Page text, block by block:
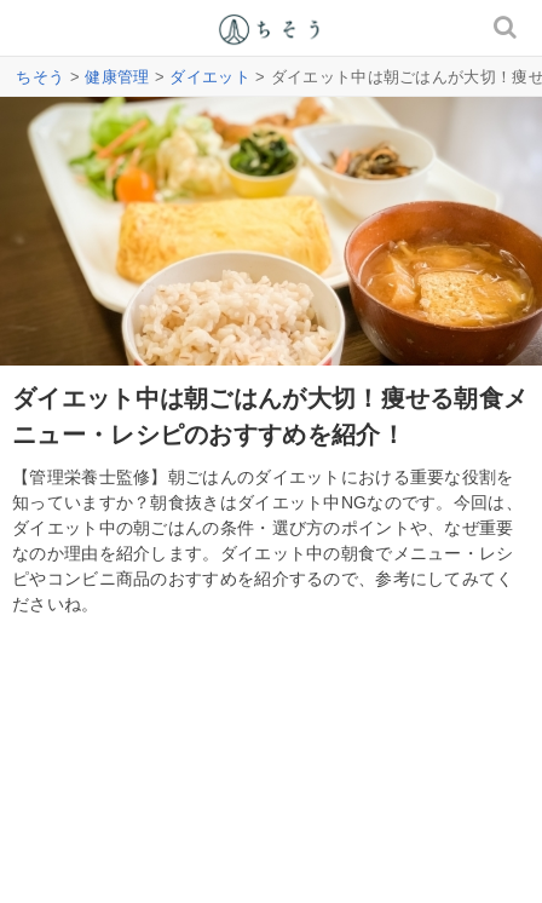
ちそう >健康管理 > ダイエット > ダイエット中は朝ごはんが大切！痩
ダイエット中は朝ごはんが大切！痩せる朝食メ
ニュー・レシピのおすすめを紹介！
【管理栄養士監修】朝ごはんのダイエットにおける重要な役割を
知っていますか？朝食抜きはダイエット中NGなのです。今回は、
ダイエット中の朝ごはんの条件・選び方のポイントや、なぜ重要
なのか理由を紹介します。ダイエット中の朝食でメニュー・レシ
ピやコンビニ商品のおすすめを紹介するので、参考にしてみてく
ださいね。